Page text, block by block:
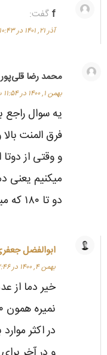
f گفت:
آذر ۲۱, ۱۴۰۱ در ۱۰:۴۳ ق.ظ
محمد رضا قلی‌پور
بهمن ۱, ۱۴۰۰ در ۱۱:۵۴ ب.ظ
یه سوال راجع
فرق المنت
و وقتی از
دو تا ۱۸۰ که میشه ۳۶۰
ابوالفضل
بهمن ۴, ۱۴۰۰ در ۱۲:۴۶ ق.ظ
خیر دما از
نمیره همون ۱۸۰هست
در اکثر